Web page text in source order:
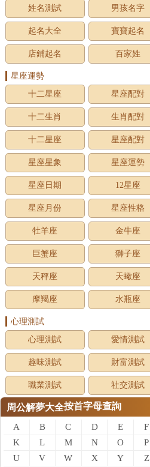
姓名測試
男孩名字
起名大全 寶寶起名
店鋪起名 百家姓
星座運勢
十二星座
星座配對
十二生肖 生肖配對
十二星座 星座配對
星座星象 星座運勢
星座日期 12星座
星座月份 星座性格
牡羊座 金牛座
巨蟹座 獅子座
天秤座 天蠍座
摩羯座 水瓶座
心理測試
心理測試
愛情測試
趣味測試 財富測試
職業測試 社交測試
周公解夢大全按首字母查詢
A B C D E F
K
L M N O P
U
V W X Y Z